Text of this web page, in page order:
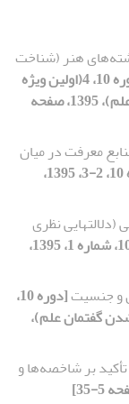
هنر (شناخت
[دوره 10، 4(اولین ویژه
نامه فرهنگ دانشگاهی و نهادینه شدن گفتمان علم)، 1395، صفحه
معرفت در میان
[دوره 10، 2-3، 1395،
(دلالتهایی نظری
[دوره 10، شماره 1، 1395،
و جنسیت
[دوره 10،
گفتمان علم)،
بر شاخصه‌ها و